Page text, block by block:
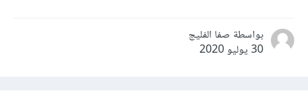
بواسطة صفا الفليج
30 يوليو 2020